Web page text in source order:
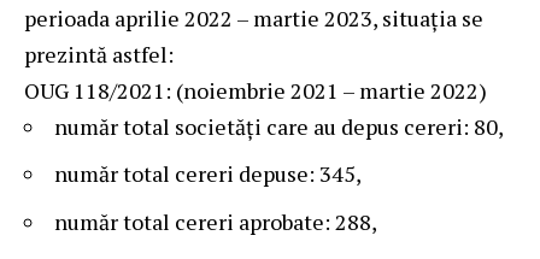
perioada aprilie 2022 – martie 2023, situația se
prezintă astfel:
OUG 118/2021: (noiembrie 2021 – martie 2022)
număr total societăți care au depus cereri: 80,
număr total cereri depuse: 345,
număr total cereri aprobate: 288,